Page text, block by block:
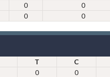
0 0
0 0
T C
0
0